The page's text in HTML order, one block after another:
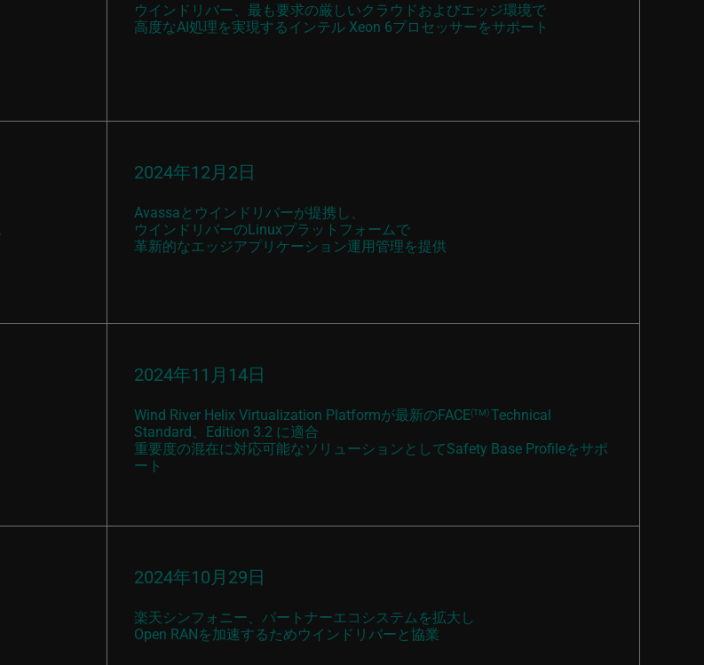
ウインドリバー、最も要求の厳しいクラウドおよびエッジ環境で
高度なAI処理を実現するインテル Xeon 6プロセッサーをサポート
2024年12月2日
Avassaとウインドリバーが提携し、
ウインドリバーのLinuxプラットフォームで
革新的なエッジアプリケーション運用管理を提供
2024年11月14日
Wind River Helix Virtualization Platformが最新のFACE(TM)Technical
Standard、Edition 3.2 に適合
重要度の混在に対応可能なソリューションとしてSafety Base Profileをサポ
ート
2024年10月29日
楽天シンフォニー、パートナーエコシステムを拡大し
Open RANを加速するためウインドリバーと協業